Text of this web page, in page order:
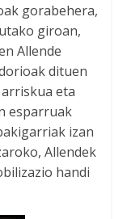
gorabehera,
giroan,
Allende
dituen
eta
esparruak
izan
Allendek
handi